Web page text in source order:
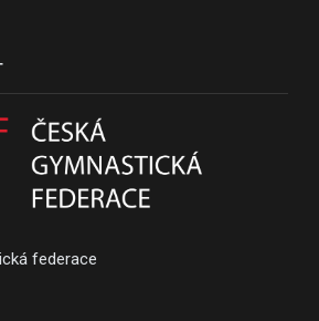
federace